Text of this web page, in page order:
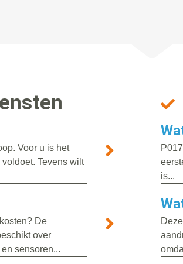
Voor u is het
Tevens wilt
De
over
sensoren...
is...